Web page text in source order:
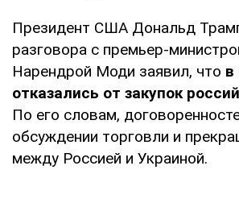
Президент США Дональд
разговора с премьер-
Нарендрой Моди заявил, что в
отказались от закупок
По его словам,
обсуждении торговли и
между Россией и Украиной.